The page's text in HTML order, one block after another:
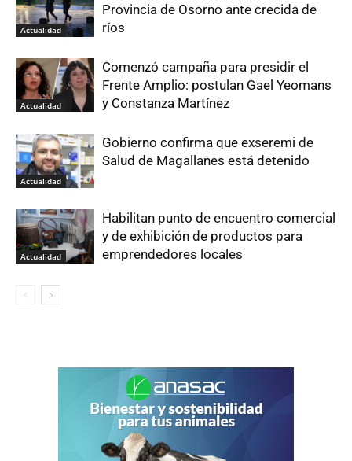
Actualidad
Provincia de Osorno ante crecida de
ríos
Actualidad
Comenzó campaña para presidir el
Frente Amplio: postulan Gael Yeomans
y Constanza Martínez
Actualidad
Gobierno confirma que exseremi de
Salud de Magallanes está detenido
Actualidad
Habilitan punto de encuentro comercial
y de exhibición de productos para
emprendedores locales